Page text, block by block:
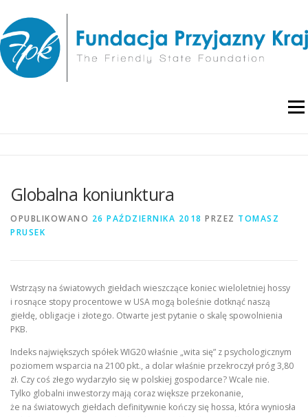
treści
Menu
Globalna koniunktura
OPUBLIKOWANO 26 PAŹDZIERNIKA 2018 PRZEZ TOMASZ
PRUSEK
Wstrząsy na światowych giełdach wieszczące koniec wieloletniej hossy
i rosnące stopy procentowe w USA mogą boleśnie dotknąć naszą
giełdę, obligacje i złotego. Otwarte jest pytanie o skalę spowolnienia
PKB.
Indeks największych spółek WIG20 właśnie „wita się” z psychologicznym
poziomem wsparcia na 2100 pkt., a dolar właśnie przekroczył próg 3,80
zł. Czy coś złego wydarzyło się w polskiej gospodarce? Wcale nie.
Tylko globalni inwestorzy mają coraz większe przekonanie,
że na światowych giełdach definitywnie kończy się hossa, która wyniosła